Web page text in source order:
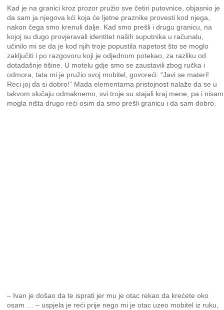
Kad je na granici kroz prozor pružio sve četiri putovnice, objasnio je
da sam ja njegova kći koja će ljetne praznike provesti kod njega,
nakon čega smo krenuli dalje. Kad smo prešli i drugu granicu, na
kojoj su dugo provjeravali identitet naših suputnika u računalu,
učinilo mi se da je kod njih troje popustila napetost što se moglo
zaključiti i po razgovoru koji je odjednom potekao, za razliku od
dotadašnje tišine. U motelu gdje smo se zaustavili zbog ručka i
odmora, tata mi je pružio svoj mobitel, govoreći: “Javi se materi!
Reci joj da si dobro!” Mada elementarna pristojnost nalaže da se u
takvom slučaju odmaknemo, svi troje su stajali kraj mene, pa i nisam
mogla ništa drugo reći osim da smo prešli granicu i da sam dobro.
– Ivan je došao da te isprati jer mu je otac rekao da krećete oko
osam … – uspjela je reći prije nego mi je otac uzeo mobitel iz ruku,